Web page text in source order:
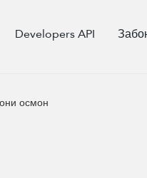
Developers API
осмон